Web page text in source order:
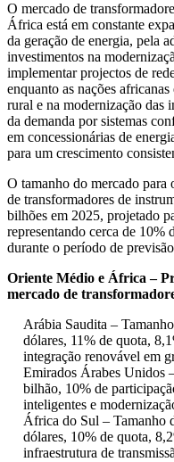
O mercado de
África está em constante
da geração de energia, pela
investimentos na
implementar projectos de
enquanto as nações
rural e na modernização das
da demanda por sistemas
em concessionárias de
para um crescimento
O tamanho do mercado
de transformadores de
bilhões em 2025, projetado
representando cerca de 10%
durante o período de
Oriente Médio e África –
mercado de
Arábia Saudita –
dólares, 11% de quota,
integração renovável em
Emirados Árabes Unidos
bilhão, 10% de
inteligentes e
África do Sul – Tamanho
dólares, 10% de quota,
infraestrutura de